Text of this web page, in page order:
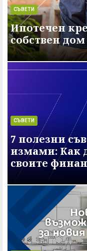
СЪВЕТИ
Ипотечен
собствен дом
СЪВЕТИ
7 полезни
измами: Как
своите